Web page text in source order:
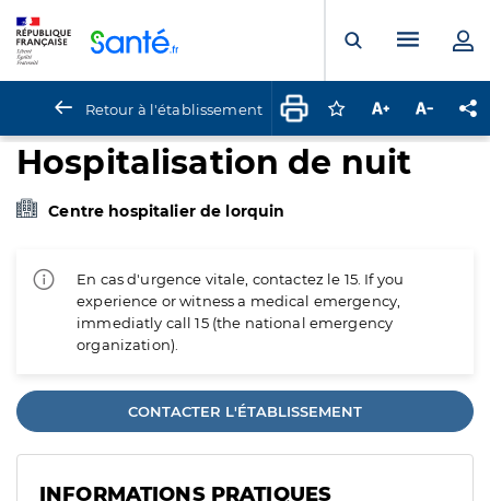
Ouvrir laMenu
Retour à l'établissement Connectez-vous
Augmenter la
Hospitalisation de nuit
Centre hospitalier de lorquin
En cas d'urgence vitale, contactez le 15. If you
experience or witness a medical emergency,
immediatly call 15 (the national emergency
organization).
CONTACTER L'ÉTABLISSEMENT
INFORMATIONS PRATIQUES